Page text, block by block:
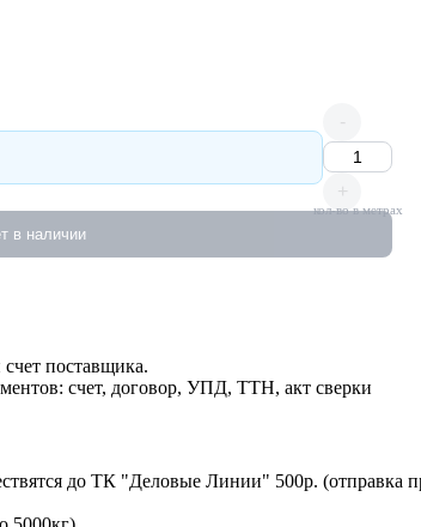
-
+
кол-во в метрах
в наличии
поставщика.
счет, договор, УПД, ТТН, акт сверки
до ТК "Деловые Линии" 500р. (отправка